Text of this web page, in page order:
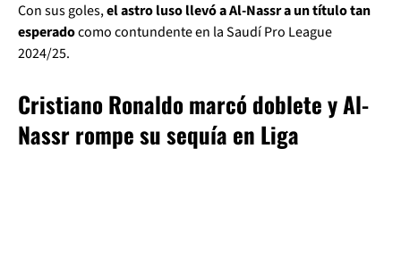
Con sus goles,el astro luso llevó a Al-Nassr a un título tan
esperadocomo contundente en la Saudí Pro League
2024/25.
Cristiano Ronaldo marcó doblete y Al-
Nassr rompe su sequía en Liga